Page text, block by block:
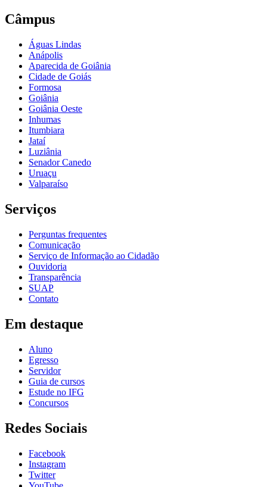
Câmpus
Águas Lindas
Anápolis
Aparecida de Goiânia
Cidade de Goiás
Formosa
Goiânia
Goiânia Oeste
Inhumas
Itumbiara
Jataí
Luziânia
Senador Canedo
Uruaçu
Valparaíso
Serviços
Perguntas frequentes
Comunicação
Serviço de Informação ao Cidadão
Ouvidoria
Transparência
SUAP
Contato
Em destaque
Aluno
Egresso
Servidor
Guia de cursos
Estude no IFG
Concursos
Redes Sociais
Facebook
Instagram
Twitter